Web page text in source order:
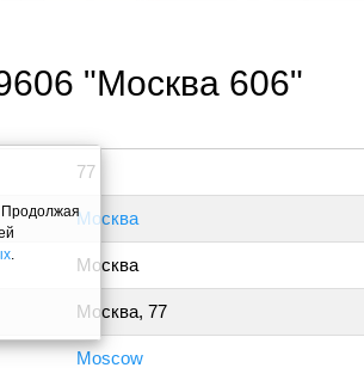
"Москва 606"
77
Москва
Москва
Москва, 77
Moscow
Продолжая
.